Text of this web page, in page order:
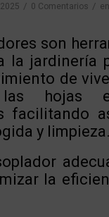
/ 0 Comentarios / en
son
la jardinería
de
las hojas
facilitando
y limpieza.
la